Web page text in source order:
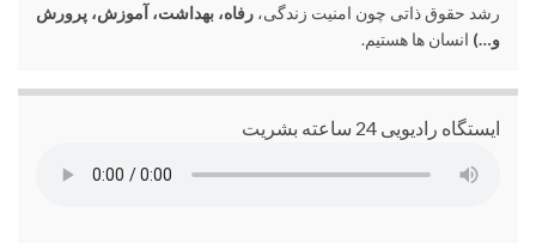
رشد حقوق ذاتی چون امنیت زندگی، رفاه، بهداشت، آموزش، پرورش
و…) انسان ها هستیم.
ایستگاه رادیویی 24 ساعته بشریت